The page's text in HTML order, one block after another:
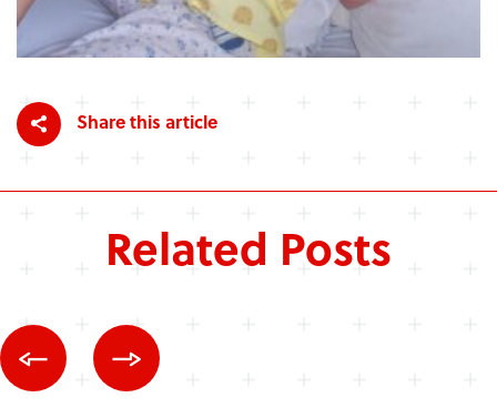
Share this article
Related Posts